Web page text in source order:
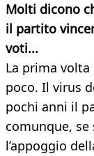
Molti dicono
il partito
voti...
La prima
poco. Il virus
pochi anni il
comunque,
l’appoggio